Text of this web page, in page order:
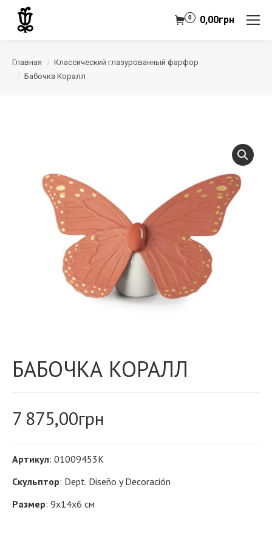
0,00грн
0
Главная
Классический глазурованный фарфор
Бабочка Коралл
БАБОЧКА КОРАЛЛ
7 875,00грн
Артикул: 01009453K
Скульптор: Dept. Diseño y Decoración
Размер: 9х14x6 см